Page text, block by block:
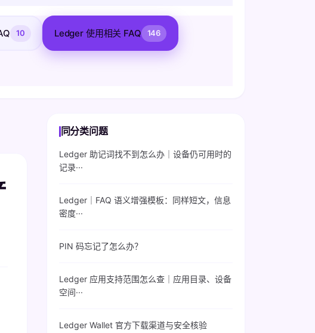
10 Ledger 使用相关 FAQ 146
同分类问题
Ledger 助记词找不到怎么办｜设备仍可用时的
记录···
Ledger｜FAQ 语义增强模板：同样短文，信息
密度···
PIN 码忘记了怎么办？
Ledger 应用支持范围怎么查｜应用目录、设备
空间···
Ledger Wallet 官方下载渠道与安全核验